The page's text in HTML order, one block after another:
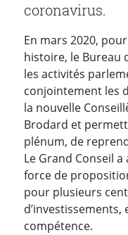
coronavirus.
En mars 2020,
histoire, le Bureau
les activités
conjointement les
la nouvelle
Brodard et
plénum, de
Le Grand Conseil
force de
pour plusieurs
compétence.